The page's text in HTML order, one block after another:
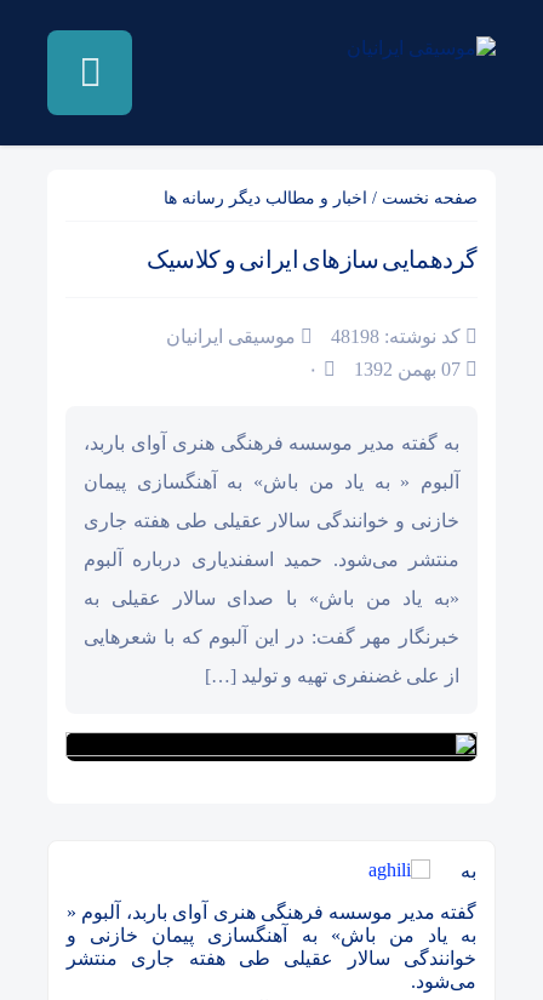
صفحه نخست / اخبار و مطالب دیگر رسانه ها
گردهمایی سازهای ایرانی و کلاسیک
کد نوشته: 48198
موسیقی ایرانیان
۰
به گفته مدیر موسسه فرهنگی هنری آوای باربد،
آلبوم « به یاد من باش» به آهنگسازی پیمان
خازنی و خوانندگی سالار عقیلی طی هفته جاری
منتشر می‌شود. حمید اسفندیاری درباره آلبوم
«به یاد من باش» با صدای سالار عقیلی به
خبرنگار مهر گفت: در این آلبوم که با شعرهایی
از علی غضنفری تهیه و تولید […]
به
گفته مدیر موسسه فرهنگی هنری آوای باربد، آلبوم «
به یاد من باش» به آهنگسازی پیمان خازنی و
خوانندگی سالار عقیلی طی هفته جاری منتشر
می‌شود.